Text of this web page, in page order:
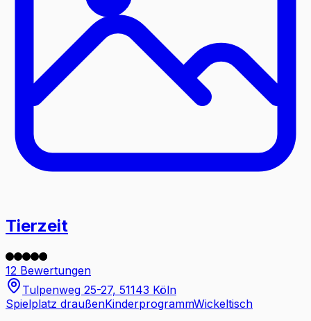
Tierzeit
12 Bewertungen
Tulpenweg 25-27, 51143 Köln
Spielplatz draußenKinderprogrammWickeltisch